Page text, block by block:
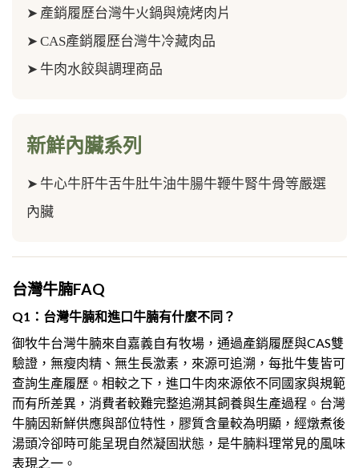
➤ 產銷履歷台灣牛火鍋與燒烤肉片
➤ CAS產銷履歷台灣牛冷藏肉品
➤ 牛肉水餃與調理商品
新鮮內臟系列
➤ 牛心牛肝牛舌牛肚牛油牛腸牛鞭牛腎牛骨等嚴選
內臟
台灣牛腩FAQ
Q1：台灣牛腩和進口牛腩有什麼不同？
御牧牛台灣牛腩來自嘉義自有牧場，通過產銷履歷與CAS雙
驗證，無瘦肉精、無生長激素，來源可追溯，每批牛隻皆可
查詢生產履歷。相較之下，進口牛肉來源依不同國家與規範
而有所差異，消費者較難完整追溯其飼養與生產過程。台灣
牛腩因新鮮供應與部位特性，膠質含量較為明顯，經燉煮後
湯頭冷卻時可能呈現自然凝固狀態，是牛腩料理常見的風味
表現之一。